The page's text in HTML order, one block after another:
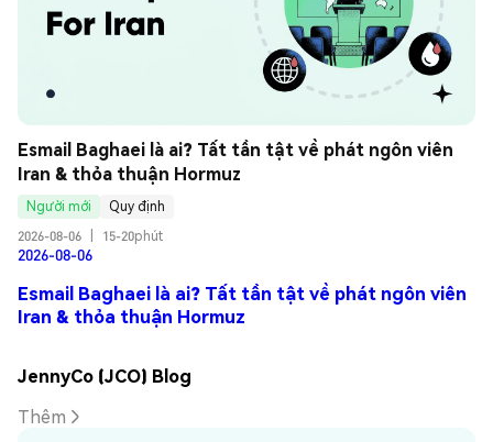
Esmail Baghaei là ai? Tất tần tật về phát ngôn viên
Iran & thỏa thuận Hormuz
Người mới
Quy định
2026-08-06
15-20phút
2026-08-06
Esmail Baghaei là ai? Tất tần tật về phát ngôn viên
Iran & thỏa thuận Hormuz
JennyCo (JCO) Blog
Thêm